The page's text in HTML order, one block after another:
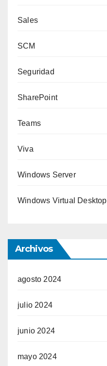
Sales
SCM
Seguridad
SharePoint
Teams
Viva
Windows Server
Windows Virtual Desktop
Archivos
agosto 2024
julio 2024
junio 2024
mayo 2024